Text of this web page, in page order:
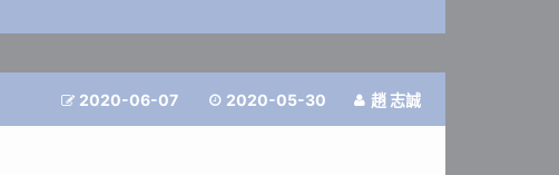
 2020-06-07  2020-05-30  趙 志誠